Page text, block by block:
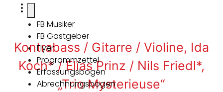
FB Musiker
FB Gastgeber
Flyer
Programmzettel
Erfassungsbogen
Abrechnungsbogen
Kontrabass / Gitarre / Violine, Ida
Koch* / Elias Prinz / Nils Friedl*,
„Trio Mysterieuse“